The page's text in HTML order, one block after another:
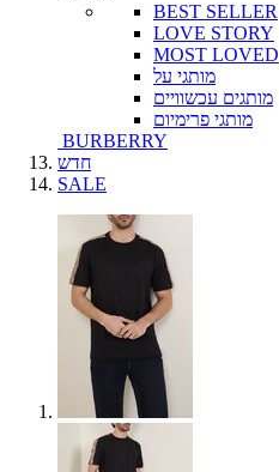
BEST SELLER
LOVE STORY
MOST LOVED
מותגי על
מותגים עכשוויים
מותגי פרימיום
BURBERRY
חדש
SALE